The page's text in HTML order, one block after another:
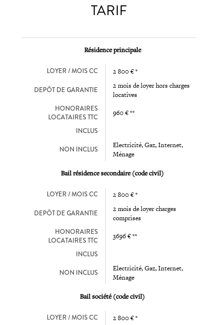
TARIF
Résidence principale
LOYER / MOIS CC 2 800 € *
DEPÔT DE GARANTIE
2 mois de loyer hors charges
locatives
HONORAIRES
LOCATAIRES TTC
960 € **
INCLUS
NON INCLUS
Electricité, Gaz, Internet,
Ménage
Bail résidence secondaire (code civil)
LOYER / MOIS CC 2 800 € *
DEPÔT DE GARANTIE
2 mois de loyer charges
comprises
HONORAIRES
LOCATAIRES TTC
3696 € **
INCLUS
NON INCLUS
Electricité, Gaz, Internet,
Ménage
Bail société (code civil)
LOYER / MOIS CC 2 800 € *